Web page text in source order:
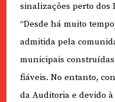
sinalizações perto dos
“Desde há muito
admitida pela
municipais
fiáveis. No entanto,
da Auditoria e devido